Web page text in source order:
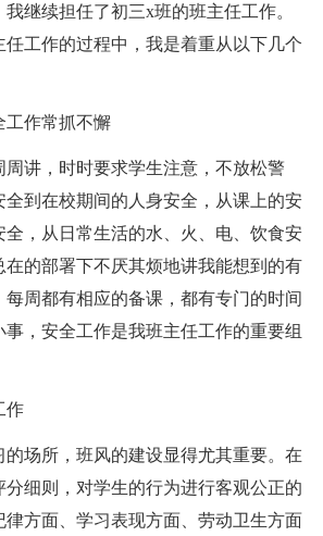
继续担任了初三x班的班主任工作。
工作的过程中，我是着重从以下几个
工作常抓不懈
周讲，时时要求学生注意，不放松警
全到在校期间的人身安全，从课上的安
全，从日常生活的水、火、电、饮食安
在的部署下不厌其烦地讲我能想到的有
周都有相应的备课，都有专门的时间
，安全工作是我班主任工作的重要组
作
的场所，班风的建设显得尤其重要。在
细则，对学生的行为进行客观公正的
律方面、学习表现方面、劳动卫生方面